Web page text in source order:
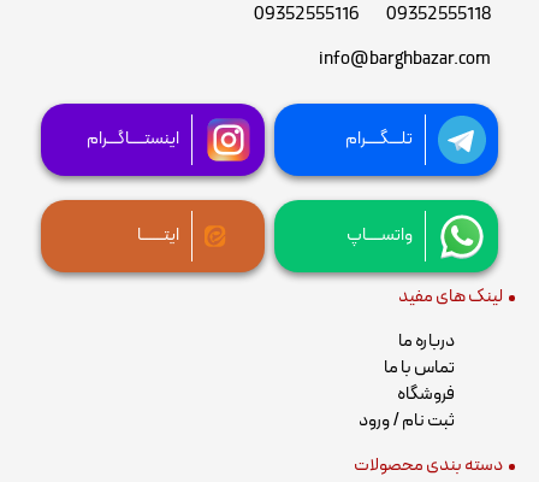
09352555118
09352555116
info@barghbazar.com
تلـــگــــرام اینستــــاگـــرام
واتســــاپ ایتــــــا
لینک های مفید
درباره ما
تماس با ما
فروشگاه
ثبت نام / ورود
دسته بندی محصولات